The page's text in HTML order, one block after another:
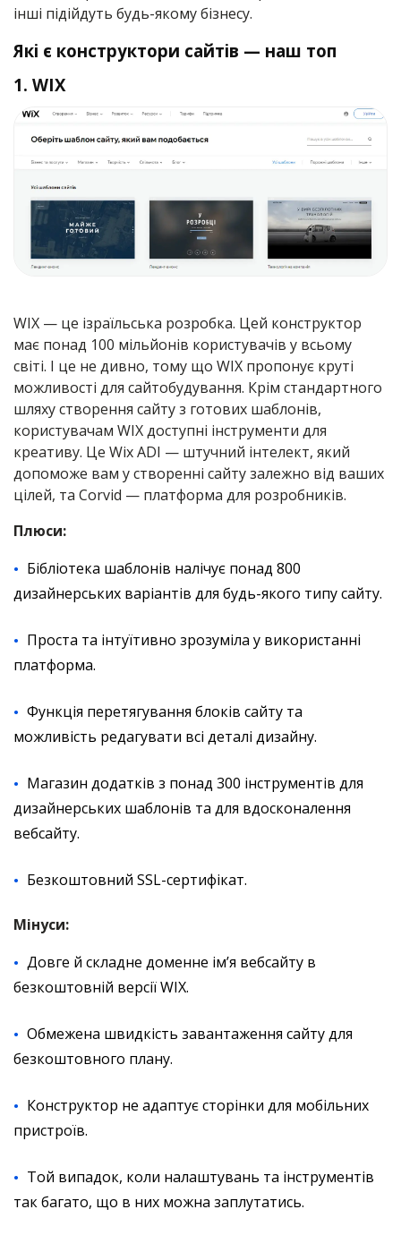
інші підійдуть будь-якому бізнесу.
Які є конструктори сайтів — наш топ
1. WIX
WIX — це ізраїльська розробка. Цей конструктор
має понад 100 мільйонів користувачів у всьому
світі. І це не дивно, тому що WIX пропонує круті
можливості для сайтобудування. Крім стандартного
шляху створення сайту з готових шаблонів,
користувачам WIX доступні інструменти для
креативу. Це Wix ADI — штучний інтелект, який
допоможе вам у створенні сайту залежно від ваших
цілей, та Corvid — платформа для розробників.
Плюси:
Бібліотека шаблонів налічує понад 800
дизайнерських варіантів для будь-якого типу сайту.
Проста та інтуїтивно зрозуміла у використанні
платформа.
Функція перетягування блоків сайту та
можливість редагувати всі деталі дизайну.
Магазин додатків з понад 300 інструментів для
дизайнерських шаблонів та для вдосконалення
вебсайту.
Безкоштовний SSL-сертифікат.
Мінуси:
Довге й складне доменне ім’я вебсайту в
безкоштовній версії WIX.
Обмежена швидкість завантаження сайту для
безкоштовного плану.
Конструктор не адаптує сторінки для мобільних
пристроїв.
Той випадок, коли налаштувань та інструментів
так багато, що в них можна заплутатись.